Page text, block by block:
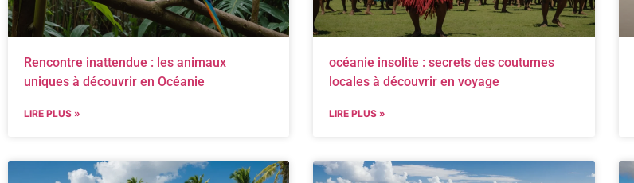
Rencontre inattendue : les animaux
uniques à découvrir en Océanie
LIRE PLUS »
océanie insolite : secrets des coutumes
locales à découvrir en voyage
LIRE PLUS »